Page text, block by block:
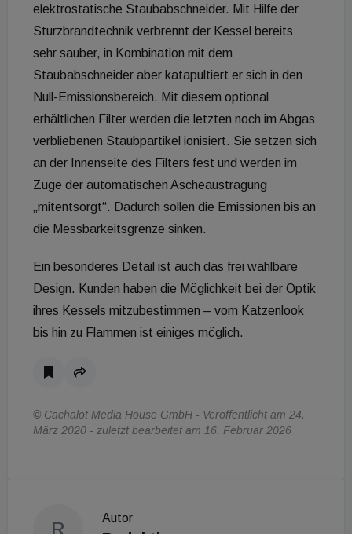
elektrostatische Staubabschneider. Mit Hilfe der
Sturzbrandtechnik verbrennt der Kessel bereits
sehr sauber, in Kombination mit dem
Staubabschneider aber katapultiert er sich in den
Null-Emissionsbereich. Mit diesem optional
erhältlichen Filter werden die letzten noch im Abgas
verbliebenen Staubpartikel ionisiert. Sie setzen sich
an der Innenseite des Filters fest und werden im
Zuge der automatischen Ascheaustragung
„mitentsorgt“. Dadurch sollen die Emissionen bis an
die Messbarkeitsgrenze sinken.
Ein besonderes Detail ist auch das frei wählbare
Design. Kunden haben die Möglichkeit bei der Optik
ihres Kessels mitzubestimmen – vom Katzenlook
bis hin zu Flammen ist einiges möglich.
© Cachalot Media House GmbH - Veröffentlicht am 24.
März 2020 - zuletzt bearbeitet am 16. Februar 2026
R
Autor